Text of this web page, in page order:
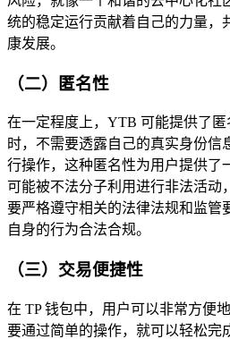
统的稳定运行贡献着自己的力量，
康发展。
（二）匿名性
在一定程度上，YTB 可能提供了
时，不需要透露自己的真实身份信
行操作，这种匿名性为用户提供了
可能被不法分子利用进行非法活动
要严格遵守相关的法律法规和监管
自身的行为合法合规。
（三）交易便捷性
在 TP 钱包中，用户可以非常方便
要通过简单的操作，就可以轻松完